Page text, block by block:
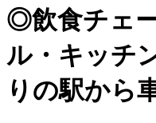
◎飲食チェ
ル・キッチ
りの駅から